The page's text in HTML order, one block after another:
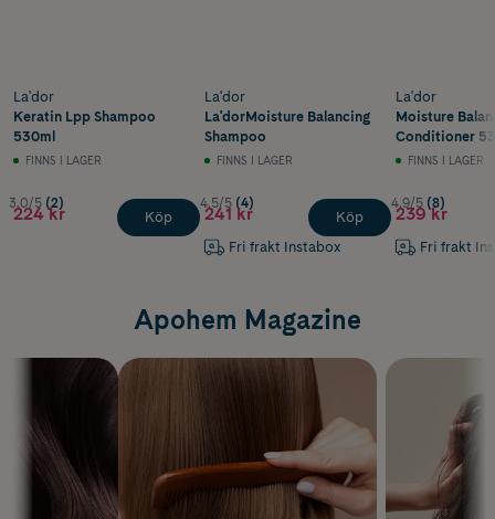
La'dor
Keratin Lpp Shampoo
530ml
FINNS I LAGER
3.0/5 (2)
224 kr Köp
La'dor
La'dorMoisture Balancing
Shampoo
FINNS I LAGER
4.5/5 (4)
241 kr
Fri frakt Instabox
Köp
La'dor
Moisture
Conditioner
FINNS I LAGER
4.9/5 (8)
239 kr
Fri frakt
Apohem Magazine